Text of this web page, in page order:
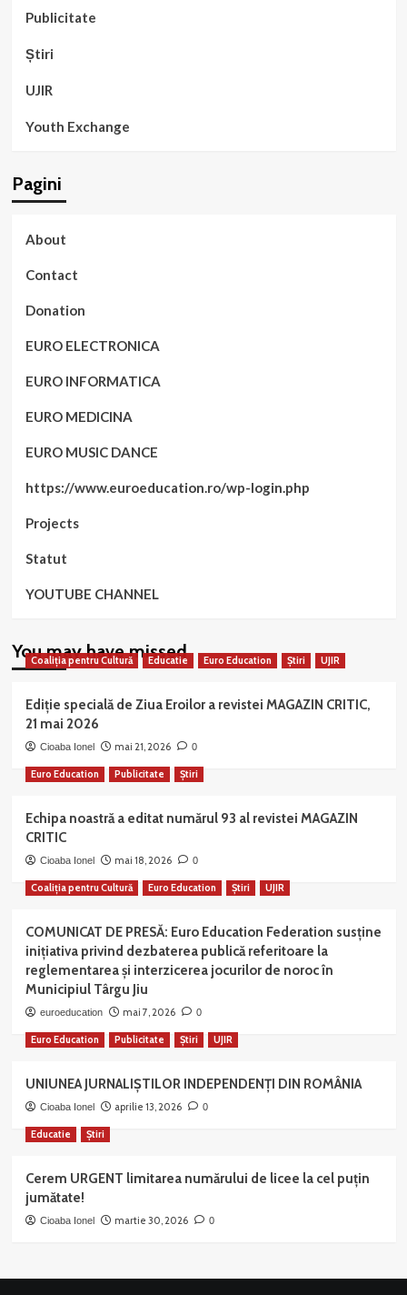
Publicitate
Știri
UJIR
Youth Exchange
Pagini
About
Contact
Donation
EURO ELECTRONICA
EURO INFORMATICA
EURO MEDICINA
EURO MUSIC DANCE
https://www.euroeducation.ro/wp-login.php
Projects
Statut
YOUTUBE CHANNEL
You may have missed
Coaliția pentru Cultură Educatie Euro Education Știri UJIR
Ediție specială de Ziua Eroilor a revistei MAGAZIN CRITIC,
21 mai 2026
Cioaba Ionel mai 21, 2026 0
Euro Education Publicitate Știri
Echipa noastră a editat numărul 93 al revistei MAGAZIN
CRITIC
Cioaba Ionel mai 18, 2026 0
Coaliția pentru Cultură Euro Education Știri UJIR
COMUNICAT DE PRESĂ: Euro Education Federation susține
inițiativa privind dezbaterea publică referitoare la
reglementarea și interzicerea jocurilor de noroc în
Municipiul Târgu Jiu
euroeducation mai 7, 2026 0
Euro Education Publicitate Știri UJIR
UNIUNEA JURNALIȘTILOR INDEPENDENȚI DIN ROMÂNIA
Cioaba Ionel aprilie 13, 2026 0
Educatie Știri
Cerem URGENT limitarea numărului de licee la cel puțin
jumătate!
Cioaba Ionel martie 30, 2026 0